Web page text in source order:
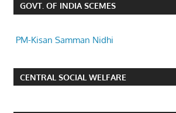
GOVT. OF INDIA SCEMES
PM-Kisan Samman Nidhi
CENTRAL SOCIAL WELFARE